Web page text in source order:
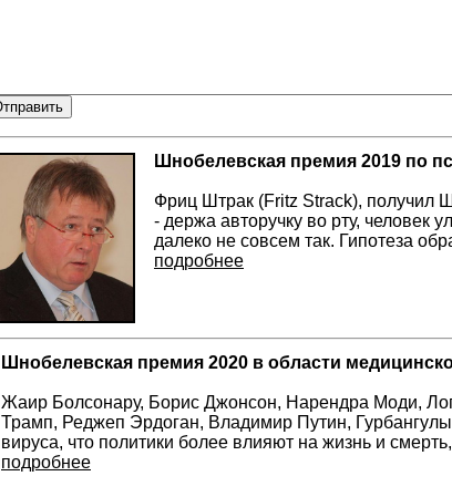
Шнобелевская премия 2019 по
Фриц Штрак (Fritz Strack), получил
- держа авторучку во рту, человек
далеко не совсем так. Гипотеза
подробнее
Шнобелевская премия 2020 в области
Жаир Болсонару, Борис Джонсон, Нарендра Моди,
Трамп, Реджеп Эрдоган, Владимир Путин,
вируса, что политики более влияют на жизнь и
подробнее